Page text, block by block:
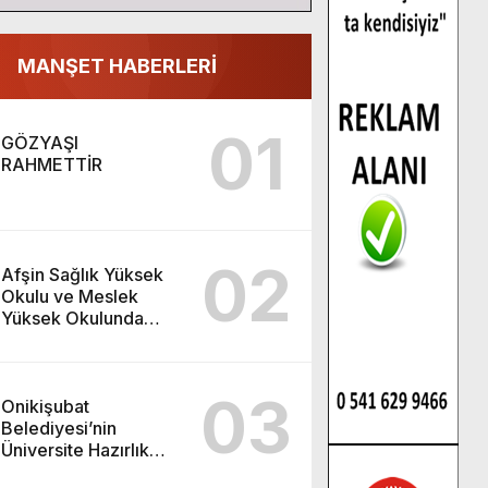
MANŞET HABERLERİ
GÖZYAŞI
RAHMETTİR
01
Afşin Sağlık Yüksek
Okulu ve Meslek
Yüksek Okulunda
02
Onikişubat
Belediyesi’nin
Üniversite Hazırlık
03